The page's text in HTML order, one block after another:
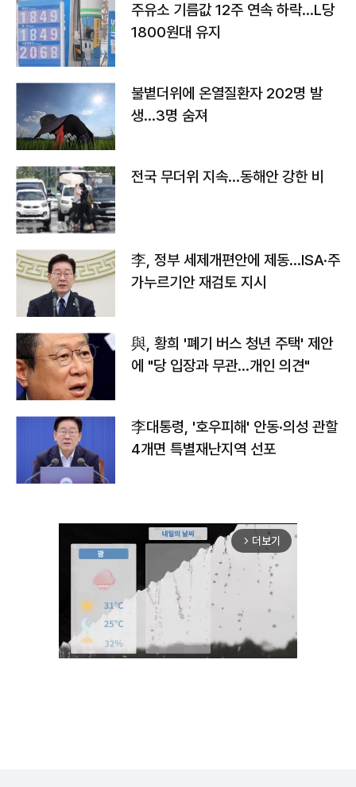
주유소 기름값 12주 연속 하락…L당
1800원대 유지
불볕더위에 온열질환자 202명 발
생…3명 숨져
전국 무더위 지속…동해안 강한 비
李, 정부 세제개편안에 제동…ISA·주
가누르기안 재검토 지시
與, 황희 '폐기 버스 청년 주택' 제안
에 "당 입장과 무관…개인 의견"
李대통령, '호우피해' 안동·의성 관할
4개면 특별재난지역 선포
arrow_forward_ios 더보기